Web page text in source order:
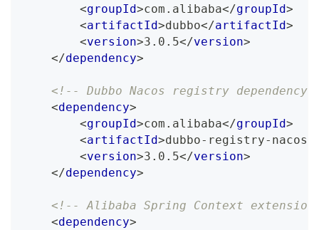
<groupId>com.alibaba</groupId>
<artifactId>dubbo</artifactId>
<version>3.0.5</version>
</dependency>
<!-- Dubbo Nacos registry dependency
<dependency>
<groupId>com.alibaba</groupId>
<artifactId>dubbo-registry-nacos
<version>3.0.5</version>
</dependency>
<!-- Alibaba Spring Context
<dependency>